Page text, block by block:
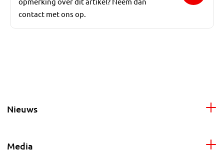
contact met ons op.
Nieuws
Media